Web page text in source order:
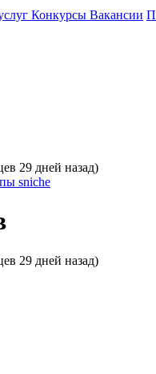
Конкурсы Вакансии
29 дней назад)
29 дней назад)